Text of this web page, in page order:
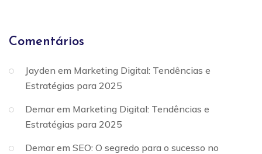
Comentários
Jayden em Marketing Digital: Tendências e
Estratégias para 2025
Demarem Marketing Digital: Tendências e
Estratégias para 2025
Demarem SEO: O segredo para o sucesso no